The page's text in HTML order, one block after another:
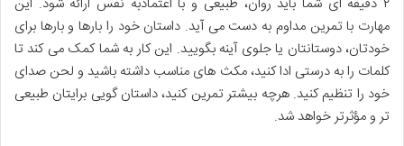
مهارت با تمرین مداوم به دست می آید. داستان خود را بارها و بارها برای
خودتان، دوستانتان یا جلوی آینه بگویید. این کار به شما کمک می کند تا
کلمات را به درستی ادا کنید، مکث های مناسب داشته باشید و لحن صدای
خود را تنظیم کنید. هرچه بیشتر تمرین کنید، داستان گویی برایتان طبیعی
تر و مؤثرتر خواهد شد.